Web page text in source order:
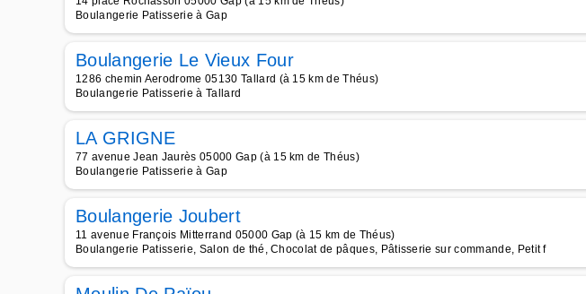
Boulangerie Patisserie à Gap
Boulangerie Le Vieux Four
1286 chemin Aerodrome 05130 Tallard (à 15 km de Théus)
Boulangerie Patisserie à Tallard
LA GRIGNE
77 avenue Jean Jaurès 05000 Gap (à 15 km de Théus)
Boulangerie Patisserie à Gap
Boulangerie Joubert
11 avenue François Mitterrand 05000 Gap (à 15 km de Théus)
Boulangerie Patisserie, Salon de thé, Chocolat de pâques, Pâtisserie sur commande, Petit f